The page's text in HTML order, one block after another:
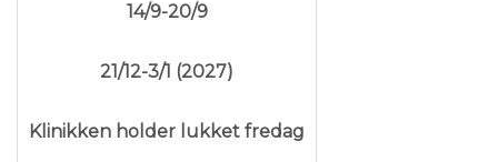
14/9-20/9
21/12-3/1 (2027)
Klinikken holder lukket fredag